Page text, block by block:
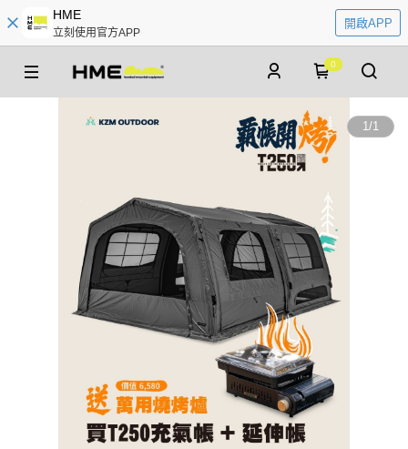
HME
立刻使用官方APP
開啟APP
0
1/1